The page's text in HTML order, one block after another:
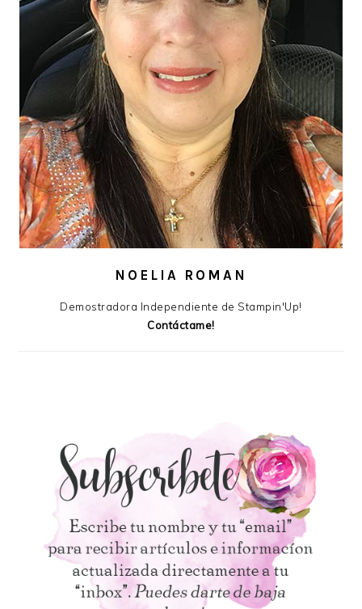
NOELIA ROMAN
Demostradora Independiente de Stampin'Up!
Contáctame!